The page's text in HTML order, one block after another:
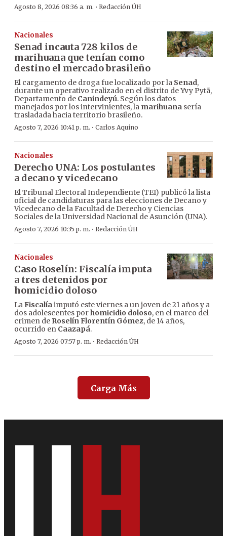
Agosto 8, 2026 08:36 a. m. · Redacción ÚH
Nacionales
Senad incauta 728 kilos de
marihuana que tenían como
destino el mercado brasileño
El cargamento de droga fue localizado por la Senad,
durante un operativo realizado en el distrito de Yvy Pytã,
Departamento de Canindeyú. Según los datos
manejados por los intervinientes, la marihuana sería
trasladada hacia territorio brasileño.
Agosto 7, 2026 10:41 p. m. · Carlos Aquino
Nacionales
Derecho UNA: Los postulantes
a decano y vicedecano
El Tribunal Electoral Independiente (TEI) publicó la lista
oficial de candidaturas para las elecciones de Decano y
Vicedecano de la Facultad de Derecho y Ciencias
Sociales de la Universidad Nacional de Asunción (UNA).
Agosto 7, 2026 10:35 p. m. · Redacción ÚH
Nacionales
Caso Roselín: Fiscalía imputa
a tres detenidos por
homicidio doloso
LaFiscalíaimputó este viernes a un joven de 21 años y a
dos adolescentes porhomicidio doloso, en el marco del
crimen de Roselín Florentín Gómez, de 14 años,
ocurrido en Caazapá.
Agosto 7, 2026 07:57 p. m. · Redacción ÚH
Carga Más